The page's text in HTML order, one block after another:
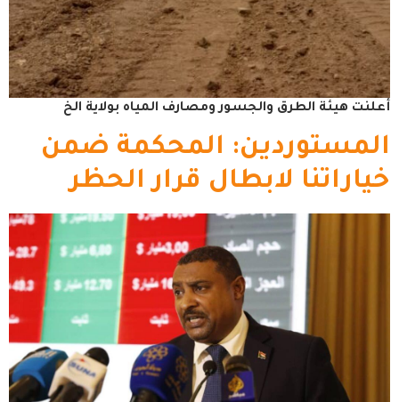
أعلنت هيئة الطرق والجسور ومصارف المياه بولاية الخ
المستوردين: المحكمة ضمن
خياراتنا لابطال قرار الحظر